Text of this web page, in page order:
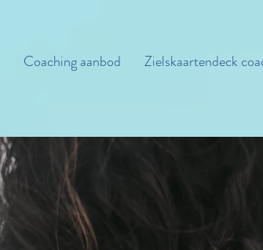
Coaching aanbod Zielskaartendeck